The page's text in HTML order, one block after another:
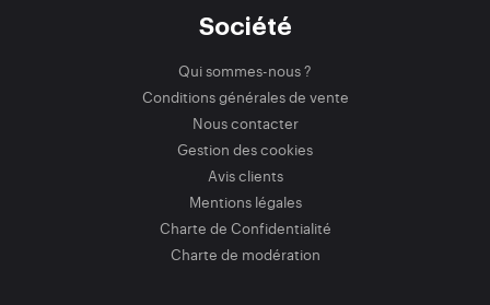
Société
Qui sommes-nous ?
Conditions générales de vente
Nous contacter
Gestion des cookies
Avis clients
Mentions légales
Charte de Confidentialité
Charte de modération